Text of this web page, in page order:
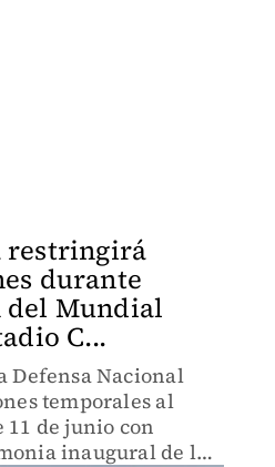
restringirá
durante
Mundial
C...
Defensa Nacional
temporales al
11 de junio con
inaugural de la